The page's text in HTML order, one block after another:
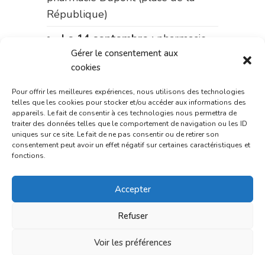
Gérer le consentement aux
cookies
Pour offrir les meilleures expériences, nous utilisons des technologies
telles que les cookies pour stocker et/ou accéder aux informations des
appareils. Le fait de consentir à ces technologies nous permettra de
traiter des données telles que le comportement de navigation ou les ID
uniques sur ce site. Le fait de ne pas consentir ou de retirer son
consentement peut avoir un effet négatif sur certaines caractéristiques et
fonctions.
Accepter
Refuser
Voir les préférences
République)
Le 14 septembre : pharmacie
Charignon-Dumas (La Fouillade)
pharmacie Palobart (Laguépie)
du 18 au 25 septembre :
pharmacie Fontanges
pharmacie du marché (2 allées
Aristide Briand)
Du 28 septembre au 1er
pharmacie Charignon-
Dumas (La Fouillade)